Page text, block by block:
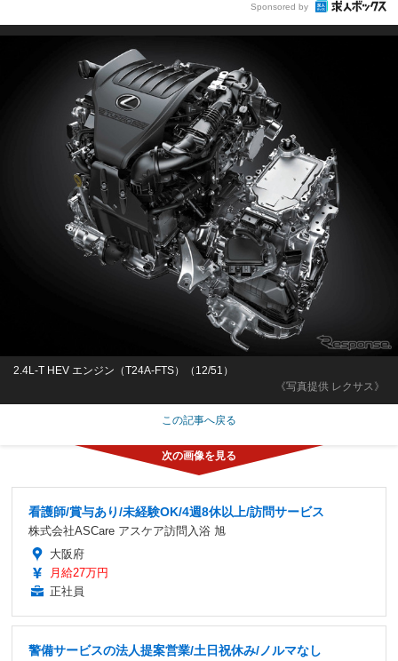
Sponsored by
《写真提供 レクサス》
2.4L-T HEV エンジン（T24A-FTS）（12/51）
この記事へ戻る
看護師/賞与あり/未経験OK/4週8休以上/訪問サービス
株式会社ASCare アスケア訪問入浴 旭
大阪府
月給27万円
正社員
警備サービスの法人提案営業/土日祝休み/ノルマなし